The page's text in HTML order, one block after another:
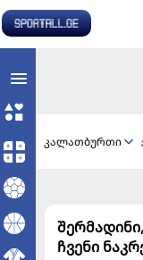
კალათბურთი
ჩვენი